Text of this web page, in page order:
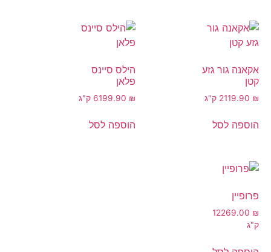
אקאנה גור גזע
קטן
119.90 ₪ 2 ק"ג
הוספה לסל
הילס סיינס
פלאן
199.90 ₪ 6 ק"ג
הוספה לסל
פרופיין
269.00 ₪
12
ק"ג